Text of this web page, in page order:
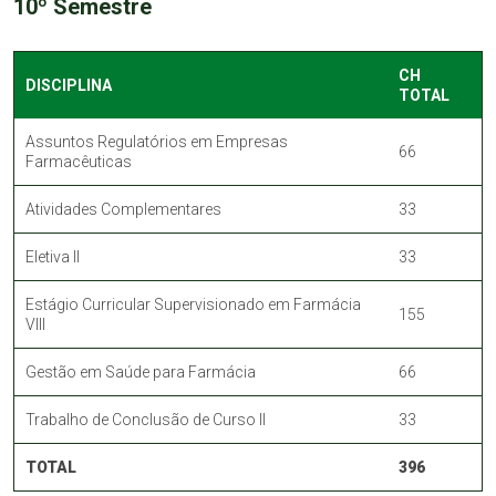
10º Semestre
DISCIPLINA
CH
TOTAL
Assuntos Regulatórios em Empresas
Farmacêuticas
66
Atividades Complementares 33
Eletiva II 33
Estágio Curricular Supervisionado em Farmácia
VIII
155
Gestão em Saúde para Farmácia 66
Trabalho de Conclusão de Curso II 33
TOTAL 396